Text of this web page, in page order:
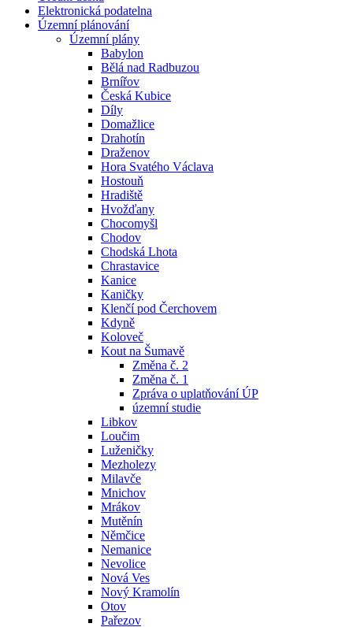
Elektronická podatelna
Územní plánování
Územní plány
Babylon
Bělá nad Radbuzou
Brnířov
Česká Kubice
Díly
Domažlice
Drahotín
Draženov
Hora Svatého Václava
Hostouň
Hradiště
Hvožďany
Chocomyšl
Chodov
Chodská Lhota
Chrastavice
Kanice
Kaničky
Klenčí pod Čerchovem
Kdyně
Koloveč
Kout na Šumavě
Změna č. 2
Změna č. 1
Zpráva o uplatňování ÚP
územní studie
Libkov
Loučim
Luženičky
Mezholezy
Milavče
Mnichov
Mrákov
Mutěnín
Němčice
Nemanice
Nevolice
Nová Ves
Nový Kramolín
Otov
Pařezov